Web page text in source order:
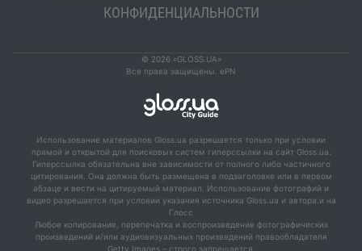
КОНФИДЕНЦИАЛЬНОСТИ
© 2026 «GLOSS.UA»
Все права защищены. ePN
Использование материалов Gloss.ua разрешается только при условии
прямой и открытой для поисковых систем гиперссылки на сайт Gloss.ua.
Гиперссылка обязательна вне зависимости от полного либо частичного
цитирования. Она должна быть размещена в подзаголовке или в первом
абзаце и вести на цитируемый материал. Использование фотографий и
видео разрешается при условии указания источника Gloss.ua и автора.и на
Глосс
Любое копирование, перепечатка и воспроизведение фотографических
произведений и/или аудиовизуальных произведений правообладателя
Getty Images – строго запрещается.